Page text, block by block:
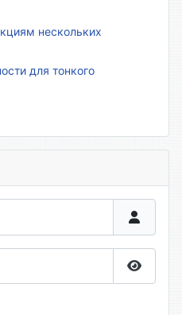
нескольких
для тонкого